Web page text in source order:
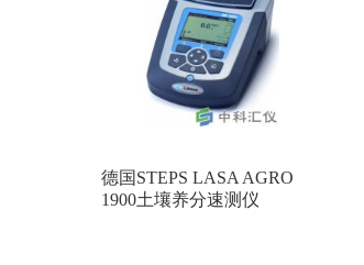
德国STEPS LASA AGRO
1900土壤养分速测仪